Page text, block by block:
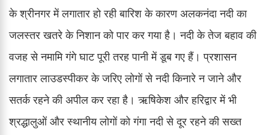
के श्रीनगर में लगातार हो रही बारिश के कारण अलकनंदा नदी का
जलस्तर खतरे के निशान को पार कर गया है। नदी के तेज बहाव की
वजह से नमामि गंगे घाट पूरी तरह पानी में डूब गए हैं। प्रशासन
लगातार लाउडस्पीकर के जरिए लोगों से नदी किनारे न जाने और
सतर्क रहने की अपील कर रहा है। ऋषिकेश और हरिद्वार में भी
श्रद्धालुओं और स्थानीय लोगों को गंगा नदी से दूर रहने की सख्त